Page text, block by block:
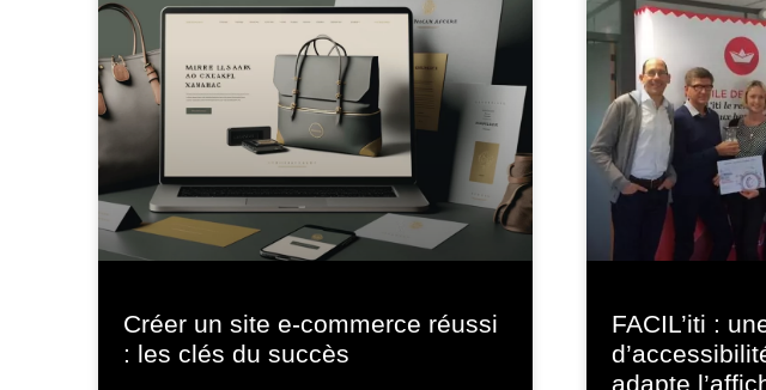
Créer un site e-commerce réussi
: les clés du succès
FACIL’iti :
adapte